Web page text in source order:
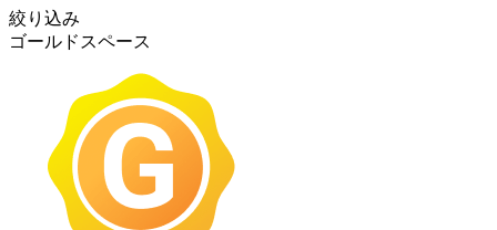
絞り込み
ゴールドスペース